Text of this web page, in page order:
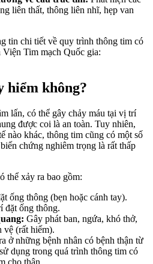
liên thất, thông liên nhĩ, hẹp van
tin chi tiết về quy trình thông tim có
Viện Tim mạch Quốc gia:
hiểm không?
lấn, có thể gây chảy máu tại vị trí
được coi là an toàn. Tuy nhiên,
nào khác, thông tim cũng có một số
chứng nghiêm trọng là rất thấp
thể xảy ra bao gồm:
ống thông (bẹn hoặc cánh tay).
đặt ống thông.
Gây phát ban, ngứa, khó thở,
vệ (rất hiếm).
ở những bệnh nhân có bệnh thận từ
dụng trong quá trình thông tim có